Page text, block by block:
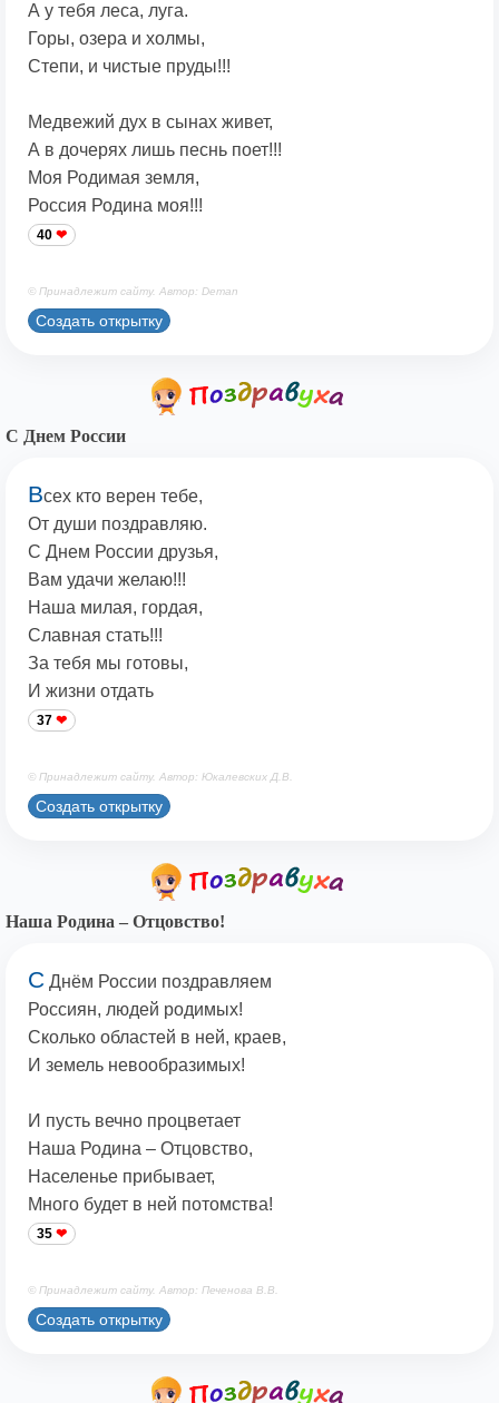
А у тебя леса, луга.
Горы, озера и холмы,
Степи, и чистые пруды!!!
Медвежий дух в сынах живет,
А в дочерях лишь песнь поет!!!
Моя Родимая земля,
Россия Родина моя!!!
40
© Принадлежит сайту. Автор: Deman
Создать открытку
С Днем России
Всех кто верен тебе,
От души поздравляю.
С Днем России друзья,
Вам удачи желаю!!!
Наша милая, гордая,
Славная стать!!!
За тебя мы готовы,
И жизни отдать
37
© Принадлежит сайту. Автор: Юкалевских Д.В.
Создать открытку
Наша Родина – Отцовство!
С Днём России поздравляем
Россиян, людей родимых!
Сколько областей в ней, краев,
И земель невообразимых!
И пусть вечно процветает
Наша Родина – Отцовство,
Населенье прибывает,
Много будет в ней потомства!
35
© Принадлежит сайту. Автор: Печенова В.В.
Создать открытку